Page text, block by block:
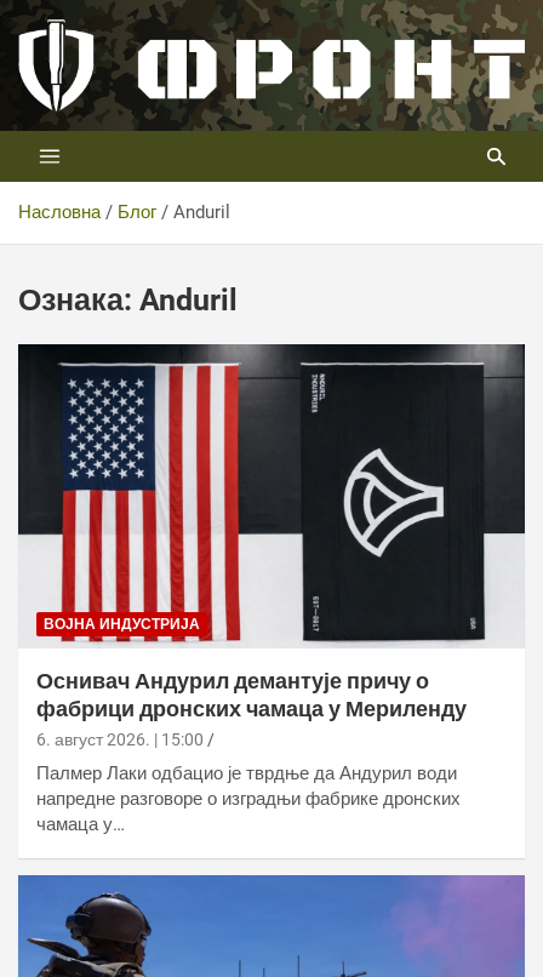
Скип
цонтент
Телевизија ФРОНТ
Први војни канал у Србији
Насловна Блог Anduril
Ознака: Anduril
ВОЈНА ИНДУСТРИЈА
Оснивач Андурил демантује причу о
фабрици дронских чамаца у Мериленду
6. август 2026. | 15:00
Палмер Лаки одбацио је тврдње да Андурил води
напредне разговоре о изградњи фабрике дронских
чамаца у…